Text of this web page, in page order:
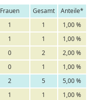
Frauen Gesamt
Anteile*
1 1
1,00 %
1 1
1,00 %
0 2
2,00 %
0 1
1,00 %
2 5
5,00 %
1 1
1,00 %